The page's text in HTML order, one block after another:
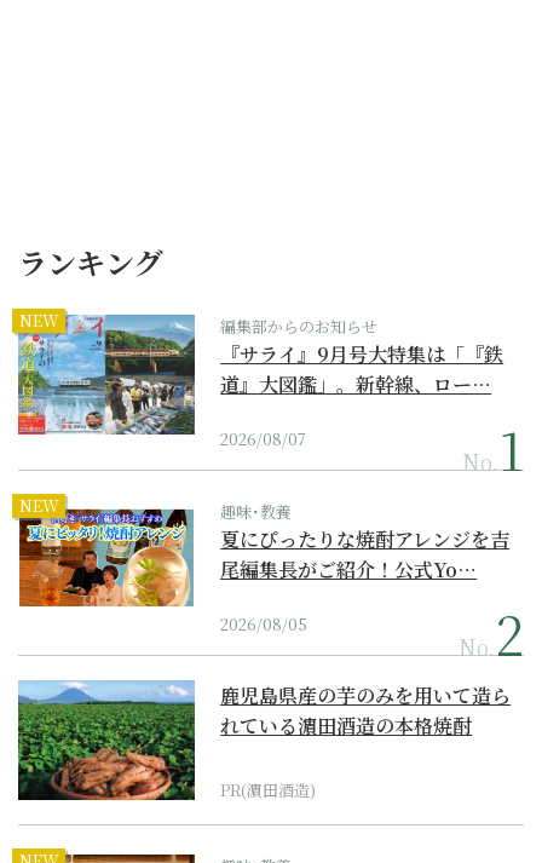
ランキング
NEW 編集部からのお知らせ
『サライ』9月号大特集は「『鉄
道』大図鑑」。新幹線、ロー…
2026/08/07
No.
NEW 趣味･教養
夏にぴったりな焼酎アレンジを吉
尾編集長がご紹介！公式Yo…
2026/08/05
No.
鹿児島県産の芋のみを用いて造ら
れている濵田酒造の本格焼酎
PR(濵田酒造)